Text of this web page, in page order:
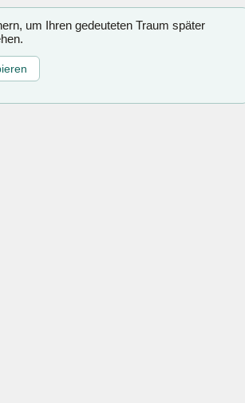
um Ihren gedeuteten Traum später